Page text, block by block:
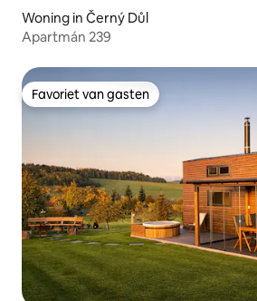
Woning in Černý Důl
Apartmán 239
Favoriet van gasten
Favoriet van gasten